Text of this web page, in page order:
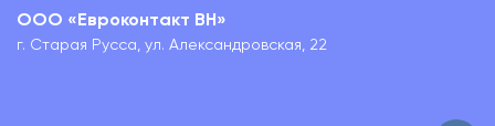
ООО «Евроконтакт ВН»
г. Старая Русса, ул. Александровская, 22